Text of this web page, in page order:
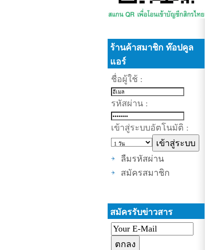
ร้านค้าสมาชิก ท๊อปคูล
แอร์
ชื่อผู้ใช้ :
รหัสผ่าน :
เข้าสู่ระบบอัตโนมัติ :
ลืมรหัสผ่าน
สมัครสมาชิก
สมัครรับข่าวสาร